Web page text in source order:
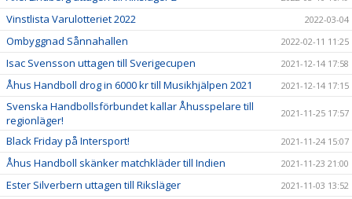
Vinstlista Varulotteriet 2022 2022-03-04
Ombyggnad Sånnahallen 2022-02-11 11:25
Isac Svensson uttagen till Sverigecupen 2021-12-14 17:58
Åhus Handboll drog in 6000 kr till Musikhjälpen 2021 2021-12-14 17:15
Svenska Handbollsförbundet kallar Åhusspelare till
regionläger!
2021-11-25 17:57
Black Friday på Intersport! 2021-11-24 15:07
Åhus Handboll skänker matchkläder till Indien 2021-11-23 21:00
Ester Silverbern uttagen till Riksläger 2021-11-03 13:52